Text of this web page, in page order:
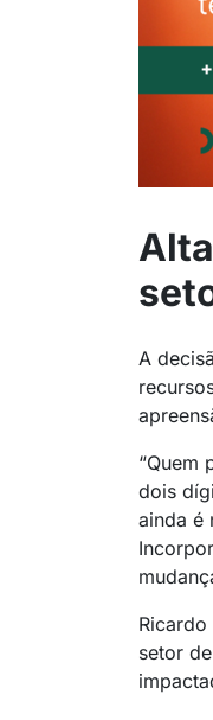
A
“Quem
dois
ainda é
setor